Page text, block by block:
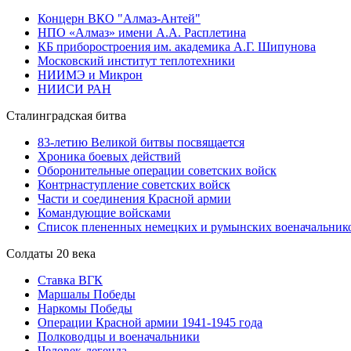
Концерн ВКО "Алмаз-Антей"
НПО «Алмаз» имени А.А. Расплетина
КБ приборостроения им. академика А.Г. Шипунова
Московский институт теплотехники
НИИМЭ и Микрон
НИИСИ РАН
Сталинградская битва
83-летию Великой битвы посвящается
Хроника боевых действий
Оборонительные операции советских войск
Контрнаступление советских войск
Части и соединения Красной армии
Командующие войсками
Список плененных немецких и румынских
Солдаты 20 века
Ставка ВГК
Маршалы Победы
Наркомы Победы
Операции Красной армии 1941-1945 года
Полководцы и военачальники